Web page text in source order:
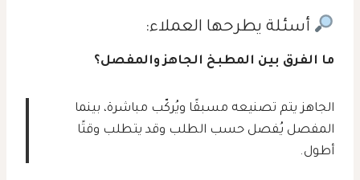
أسئلة يطرحها العملاء:
ما الفرق بين المطبخ الجاهز والمفصل؟
الجاهز يتم تصنيعه مسبقًا ويُركّب مباشرة، بينما
المفصل يُفصل حسب الطلب وقد يتطلب وقتًا
أطول.